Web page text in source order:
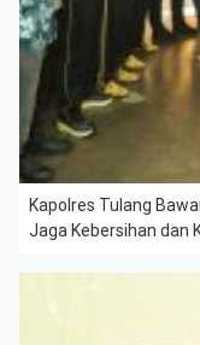
Kapolres Tulang
Jaga Kebersihan dan